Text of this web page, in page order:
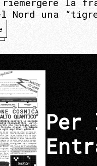
una “tigre
Per